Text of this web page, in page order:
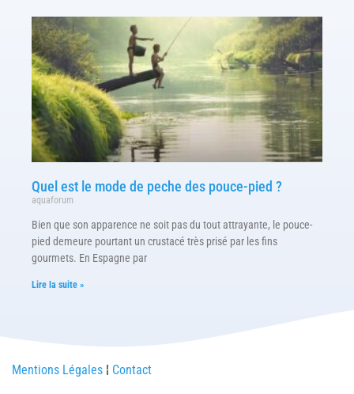
Quel est le mode de peche des pouce-pied ?
aquaforum
Bien que son apparence ne soit pas du tout attrayante, le pouce-
pied demeure pourtant un crustacé très prisé par les fins
gourmets. En Espagne par
Lire la suite »
Mentions Légales ¦ Contact